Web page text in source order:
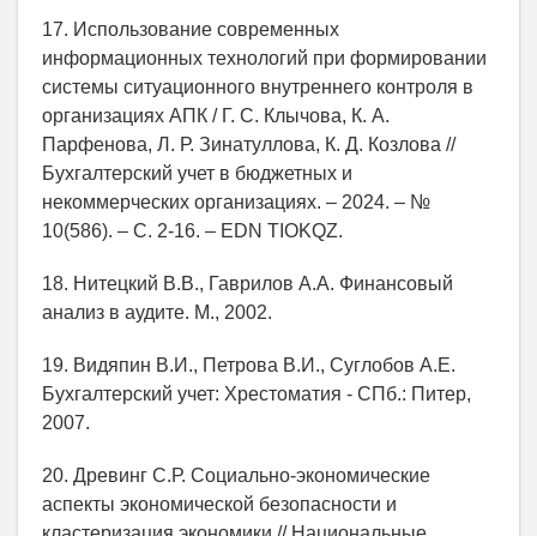
17. Использование современных
информационных технологий при формировании
системы ситуационного внутреннего контроля в
организациях АПК / Г. С. Клычова, К. А.
Парфенова, Л. Р. Зинатуллова, К. Д. Козлова //
Бухгалтерский учет в бюджетных и
некоммерческих организациях. – 2024. – №
10(586). – С. 2-16. – EDN TIOKQZ.
18. Нитецкий В.В., Гаврилов А.А. Финансовый
анализ в аудите. М., 2002.
19. Видяпин В.И., Петрова В.И., Суглобов А.Е.
Бухгалтерский учет: Хрестоматия - СПб.: Питер,
2007.
20. Древинг С.Р. Социально-экономические
аспекты экономической безопасности и